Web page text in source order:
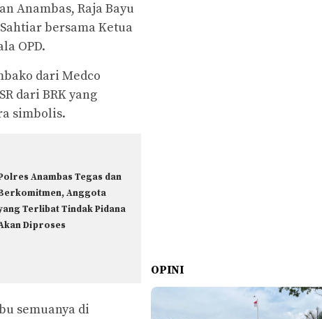
Anambas, Raja Bayu
bersama Ketua
OPD.
dari Medco
dari BRK yang
simbolis.
Anambas Tegas dan
Anggota
Terlibat Tindak Pidana
Diproses
semuanya di
OPINI